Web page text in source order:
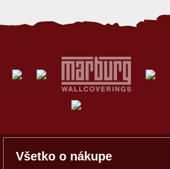
Všetko o nákupe